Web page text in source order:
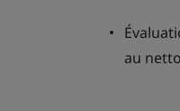
au